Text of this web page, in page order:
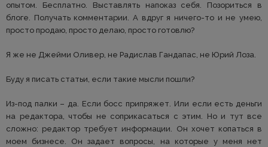
опытом. Бесплатно. Выставлять напоказ себя. Позориться в
блоге. Получать комментарии. А вдруг я ничего-то и не умею,
просто продаю, просто делаю, просто готовлю?
Я же не Джейми Оливер, не Радислав Гандапас, не Юрий Лоза.
Буду я писать статьи, если такие мысли пошли?
Из-под палки – да. Если босс припряжет. Или если есть деньги
на редактора, чтобы не соприкасаться с этим. Но и тут все
сложно: редактор требует информации. Он хочет копаться в
моем бизнесе. Он задает вопросы, на которые у меня нет